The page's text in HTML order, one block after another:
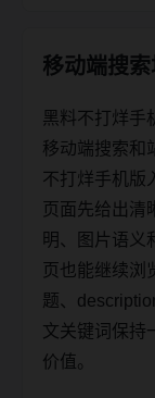
移动端搜索
黑料不打烊手
移动端搜索和
不打烊手机版
页面先给出清
明、图片语义
页也能继续浏
题、
文关键词保持
价值。